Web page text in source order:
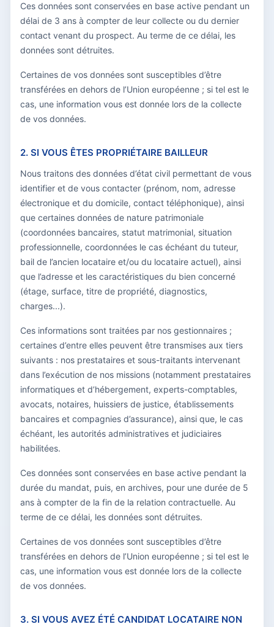
Ces données sont conservées en base active pendant un
délai de 3 ans à compter de leur collecte ou du dernier
contact venant du prospect. Au terme de ce délai, les
données sont détruites.
Certaines de vos données sont susceptibles d’être
transférées en dehors de l’Union européenne ; si tel est le
cas, une information vous est donnée lors de la collecte
de vos données.
2. SI VOUS ÊTES PROPRIÉTAIRE BAILLEUR
Nous traitons des données d’état civil permettant de vous
identifier et de vous contacter (prénom, nom, adresse
électronique et du domicile, contact téléphonique), ainsi
que certaines données de nature patrimoniale
(coordonnées bancaires, statut matrimonial, situation
professionnelle, coordonnées le cas échéant du tuteur,
bail de l’ancien locataire et/ou du locataire actuel), ainsi
que l’adresse et les caractéristiques du bien concerné
(étage, surface, titre de propriété, diagnostics,
charges...).
Ces informations sont traitées par nos gestionnaires ;
certaines d’entre elles peuvent être transmises aux tiers
suivants : nos prestataires et sous-traitants intervenant
dans l’exécution de nos missions (notamment prestataires
informatiques et d’hébergement, experts-comptables,
avocats, notaires, huissiers de justice, établissements
bancaires et compagnies d’assurance), ainsi que, le cas
échéant, les autorités administratives et judiciaires
habilitées.
Ces données sont conservées en base active pendant la
durée du mandat, puis, en archives, pour une durée de 5
ans à compter de la fin de la relation contractuelle. Au
terme de ce délai, les données sont détruites.
Certaines de vos données sont susceptibles d’être
transférées en dehors de l’Union européenne ; si tel est le
cas, une information vous est donnée lors de la collecte
de vos données.
3. SI VOUS AVEZ ÉTÉ CANDIDAT LOCATAIRE NON